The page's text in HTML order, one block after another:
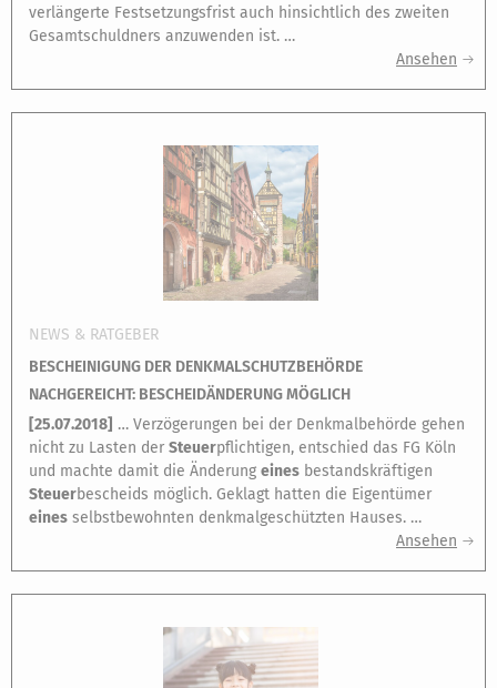
verlängerte Festsetzungsfrist auch hinsichtlich des zweiten
Gesamtschuldners anzuwenden ist. …
Ansehen
NEWS & RATGEBER
BESCHEINIGUNG DER DENKMALSCHUTZBEHÖRDE
NACHGEREICHT: BESCHEIDÄNDERUNG MÖGLICH
[25.07.2018] … Verzögerungen bei der Denkmalbehörde gehen
nicht zu Lasten der Steuerpflichtigen, entschied das FG Köln
und machte damit die Änderung eines bestandskräftigen
Steuerbescheids möglich. Geklagt hatten die Eigentümer
eines selbstbewohnten denkmalgeschützten Hauses. …
Ansehen